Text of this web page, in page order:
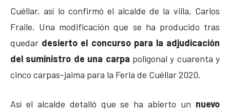
Cuéllar, así lo confirmó el alcalde de la villa, Carlos
Fraile. Una modificación que se ha producido tras
quedar desierto el concurso para la adjudicación
del suministro de una carpa poligonal y cuarenta y
cinco carpas-jaima para la Feria de Cuéllar 2020.
Así el alcalde detalló que se ha abierto un nuevo